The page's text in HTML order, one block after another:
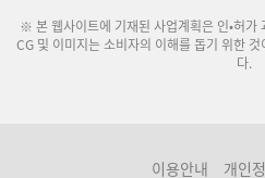
※ 본 웹사이트에 기재된 사업계획은 인•허가
CG 및 이미지는 소비자의 이해를 돕기 위한
다.
이용안내 개인